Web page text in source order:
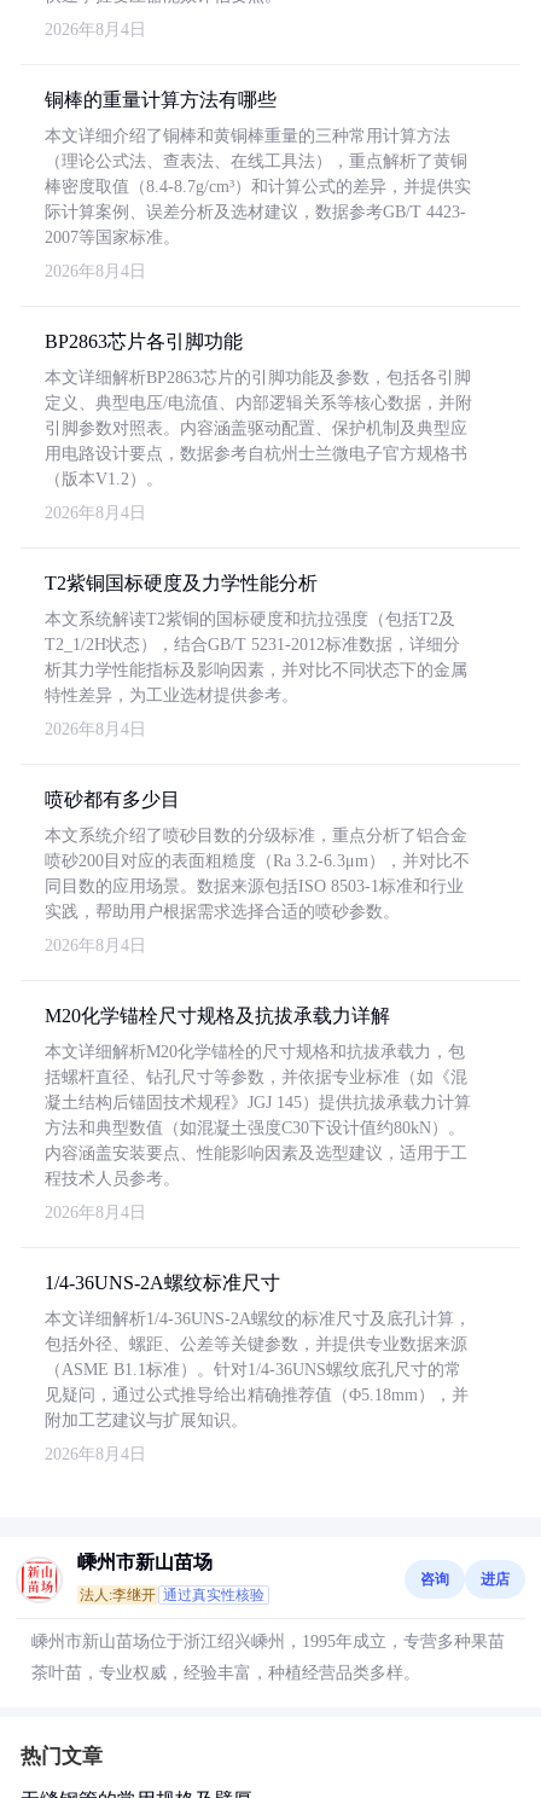
2026年8月4日
铜棒的重量计算方法有哪些
本文详细介绍了铜棒和黄铜棒重量的三种常用计算方法
（理论公式法、查表法、在线工具法），重点解析了黄铜
棒密度取值（8.4-8.7g/cm³）和计算公式的差异，并提供实
际计算案例、误差分析及选材建议，数据参考GB/T 4423-
2007等国家标准。
2026年8月4日
BP2863芯片各引脚功能
本文详细解析BP2863芯片的引脚功能及参数，包括各引脚
定义、典型电压/电流值、内部逻辑关系等核心数据，并附
引脚参数对照表。内容涵盖驱动配置、保护机制及典型应
用电路设计要点，数据参考自杭州士兰微电子官方规格书
（版本V1.2）。
2026年8月4日
T2紫铜国标硬度及力学性能分析
本文系统解读T2紫铜的国标硬度和抗拉强度（包括T2及
T2_1/2H状态），结合GB/T 5231-2012标准数据，详细分
析其力学性能指标及影响因素，并对比不同状态下的金属
特性差异，为工业选材提供参考。
2026年8月4日
喷砂都有多少目
本文系统介绍了喷砂目数的分级标准，重点分析了铝合金
喷砂200目对应的表面粗糙度（Ra 3.2-6.3μm），并对比不
同目数的应用场景。数据来源包括ISO 8503-1标准和行业
实践，帮助用户根据需求选择合适的喷砂参数。
2026年8月4日
M20化学锚栓尺寸规格及抗拔承载力详解
本文详细解析M20化学锚栓的尺寸规格和抗拔承载力，包
括螺杆直径、钻孔尺寸等参数，并依据专业标准（如《混
凝土结构后锚固技术规程》JGJ 145）提供抗拔承载力计算
方法和典型数值（如混凝土强度C30下设计值约80kN）。
内容涵盖安装要点、性能影响因素及选型建议，适用于工
程技术人员参考。
2026年8月4日
1/4-36UNS-2A螺纹标准尺寸
本文详细解析1/4-36UNS-2A螺纹的标准尺寸及底孔计算，
包括外径、螺距、公差等关键参数，并提供专业数据来源
（ASME B1.1标准）。针对1/4-36UNS螺纹底孔尺寸的常
见疑问，通过公式推导给出精确推荐值（Φ5.18mm），并
附加工艺建议与扩展知识。
2026年8月4日
嵊州市新山苗场
法人:李继开 通过真实性核验
咨询 进店
嵊州市新山苗场位于浙江绍兴嵊州，1995年成立，专营多种果苗
茶叶苗，专业权威，经验丰富，种植经营品类多样。
热门文章